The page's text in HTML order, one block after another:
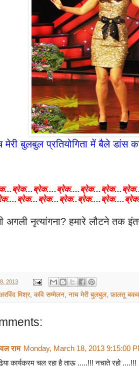
मेरी बुलबुल प्रतियोगिता में बैले डांस
ब्रेक...ब्रेक...ब्रेक..ब्रेक....ब्रेक....
अगली नृत्यांगना? हमारे लौटने तक
2013
मिश्र, कवि सम्मेलन, नाच मेरी बुलबुल, फ़ालतू
राम Monday, March 18, 2013 9:15:00
कार्यक्रम चल रहा है ताऊ .....!!! नचाते रहो ....!!!